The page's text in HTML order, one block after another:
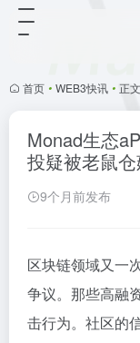
首页 • WEB3快讯 • 正文
Monad生态
投疑被老鼠
9个月前发布
区块链领域又一
争议。那些高融
击行为。社区的